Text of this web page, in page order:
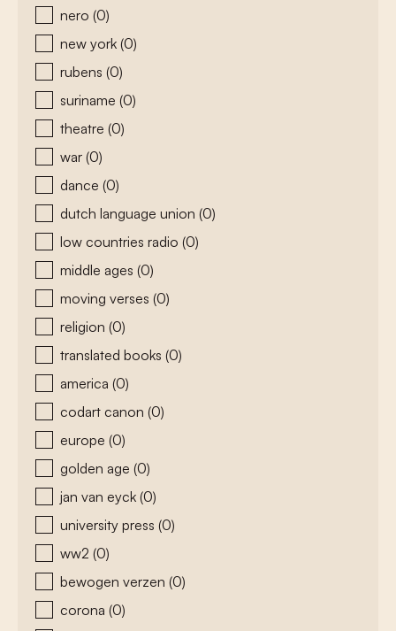
nero (0)
new york (0)
rubens (0)
suriname (0)
theatre (0)
war (0)
dance (0)
dutch language union (0)
low countries radio (0)
middle ages (0)
moving verses (0)
religion (0)
translated books (0)
america (0)
codart canon (0)
europe (0)
golden age (0)
jan van eyck (0)
university press (0)
ww2 (0)
bewogen verzen (0)
corona (0)